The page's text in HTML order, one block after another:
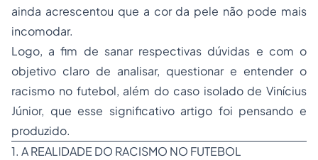
ainda acrescentou que a cor da pele não pode mais
incomodar.
Logo, a fim de sanar respectivas dúvidas e com o
objetivo claro de analisar, questionar e entender o
racismo no futebol, além do caso isolado de Vinícius
Júnior, que esse significativo artigo foi pensando e
produzido.
1. A REALIDADE DO RACISMO NO FUTEBOL